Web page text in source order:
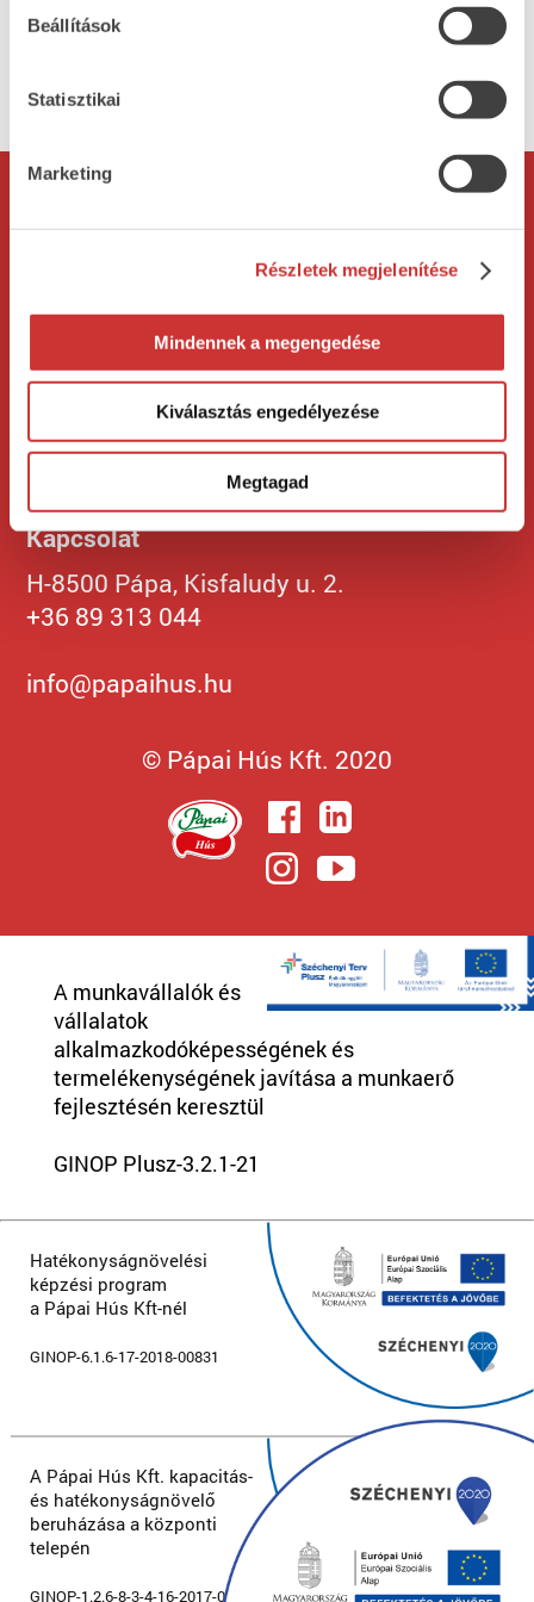
Beállítások
Statisztikai
Marketing
Részletek megjelenítése
Mindennek a megengedése
Kiválasztás engedélyezése
Megtagad
amíg aranybarnára sül a teteje, kb. 20 percre.
vissza
Cégtörténet
Minőségpolitika
Adatkezelési
tájékoztató
Mestersonka
Vegán termékeink
Allergén lista
Kapcsolat
H-8500 Pápa, Kisfaludy u. 2.
+36 89 313 044
info@papaihus.hu
© Pápai Hús Kft. 2020
A munkavállalók és
vállalatok
alkalmazkodóképességének és
termelékenységének javítása a munkaerő
fejlesztésén keresztül
GINOP Plusz-3.2.1-21
Hatékonyságnövelési
képzési program
a Pápai Hús Kft-nél
GINOP-6.1.6-17-2018-00831
A Pápai Hús Kft. kapacitás-
és hatékonyságnövelő
beruházása a központi
telepén
GINOP-1.2.6-8-3-4-16-2017-00046